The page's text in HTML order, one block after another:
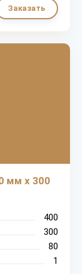
Заказать
мм х 300
400
300
80
1